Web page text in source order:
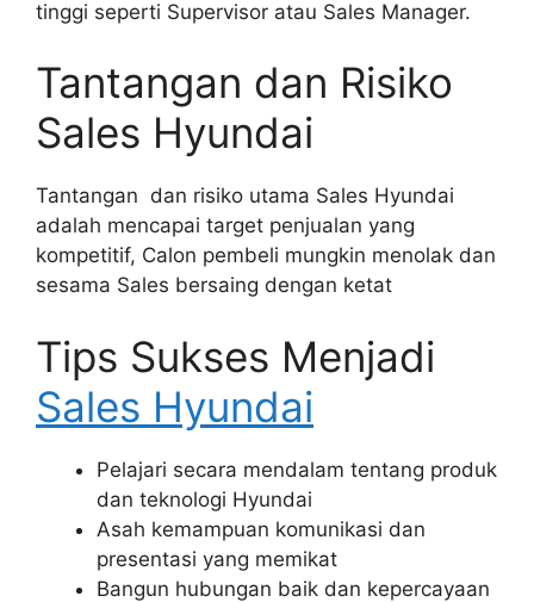
tinggi seperti Supervisor atau Sales Manager.
Tantangan dan Risiko
Sales Hyundai
Tantangan dan risiko utama Sales Hyundai
adalah mencapai target penjualan yang
kompetitif, Calon pembeli mungkin menolak dan
sesama Sales bersaing dengan ketat
Tips Sukses Menjadi
Sales Hyundai
Pelajari secara mendalam tentang produk
dan teknologi Hyundai
Asah kemampuan komunikasi dan
presentasi yang memikat
Bangun hubungan baik dan kepercayaan